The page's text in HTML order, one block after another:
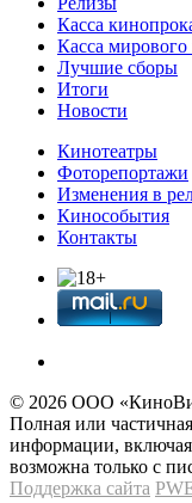
Касса
Касса мирового
Лучшие сборы
Итоги
Новости
Кинотеатры
Фоторепортажи
Изменения в
Кинособытия
Контакты
© 2026 OOО
Полная или
информации, включая
возможна только с
Поддержка сайта